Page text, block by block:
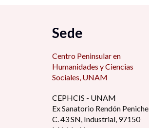
Sede
Centro Peninsular en
Humanidades y Ciencias
Sociales, UNAM
CEPHCIS - UNAM
Ex Sanatorio Rendón Peniche
C. 43 SN, Industrial, 97150